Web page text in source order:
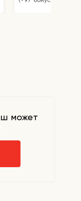
может